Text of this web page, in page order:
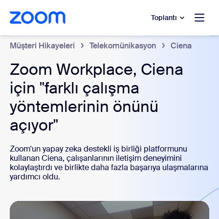
içeriğe atla
yardımına atla Toplantı
Müşteri Hikayeleri Telekomünikasyon Ciena
Zoom Workplace, Ciena
için "farklı çalışma
yöntemlerinin önünü
açıyor"
Zoom'un yapay zeka destekli iş birliği platformunu
kullanan Ciena, çalışanlarının iletişim deneyimini
kolaylaştırdı ve birlikte daha fazla başarıya ulaşmalarına
yardımcı oldu.